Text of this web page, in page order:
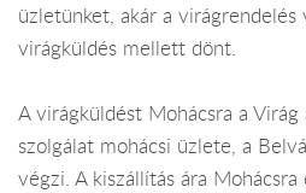
üzletünket, akár a virágrendelés
virágküldés mellett dönt.
A virágküldést Mohácsra a
szolgálat mohácsi üzlete, a
végzi. A kiszállítás ára